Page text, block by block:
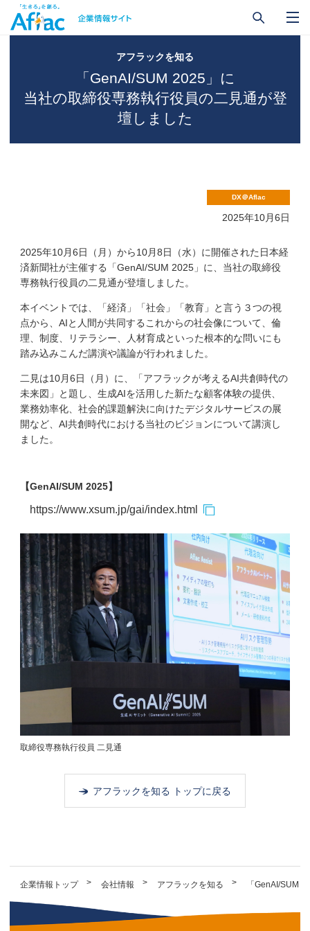
アフラックを知る
「GenAI/SUM 2025」に
当社の取締役専務執行役員の二見通が登
壇しました
DX＠Aflac
2025年10月6日
取締役専務執行役員 二見通
2025年10月6日（月）から10月8日（水）に開催された日本経
済新聞社が主催する「GenAI/SUM 2025」に、当社の取締役
専務執行役員の二見通が登壇しました。
本イベントでは、「経済」「社会」「教育」と言う３つの視
点から、AIと人間が共同するこれからの社会像について、倫
理、制度、リテラシー、人材育成といった根本的な問いにも
踏み込みこんだ講演や議論が行われました。
二見は10月6日（月）に、「アフラックが考えるAI共創時代の
未来図」と題し、生成AIを活用した新たな顧客体験の提供、
業務効率化、社会的課題解決に向けたデジタルサービスの展
開など、AI共創時代における当社のビジョンについて講演し
ました。
【GenAI/SUM 2025】
https://www.xsum.jp/gai/index.html
アフラックを知る トップに戻る
企業情報トップ 会社情報 アフラックを知る 「GenAI/SUM